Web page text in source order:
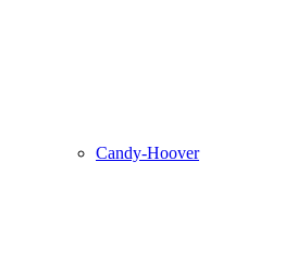
Candy-Hoover